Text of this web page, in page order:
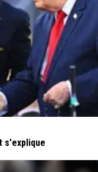
s'explique